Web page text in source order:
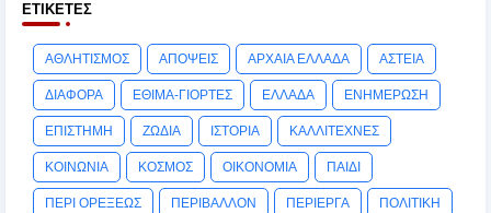
ΕΤΙΚΈΤΕΣ
ΑΘΛΗΤΙΣΜΟΣ ΑΠΟΨΕΙΣ ΑΡΧΑΙΑ ΕΛΛΑΔΑ ΑΣΤΕΙΑ
ΔΙΑΦΟΡΑ ΕΘΙΜΑ-ΓΙΟΡΤΕΣ ΕΛΛΑΔΑ ΕΝΗΜΕΡΩΣΗ
ΕΠΙΣΤΗΜΗ ΖΩΔΙΑ ΙΣΤΟΡΙΑ ΚΑΛΛΙΤΕΧΝΕΣ
ΚΟΙΝΩΝΙΑ ΚΟΣΜΟΣ ΟΙΚΟΝΟΜΙΑ ΠΑΙΔΙ
ΠΕΡΙ ΟΡΕΞΕΩΣ ΠΕΡΙΒΑΛΛΟΝ ΠΕΡΙΕΡΓΑ ΠΟΛΙΤΙΚΗ